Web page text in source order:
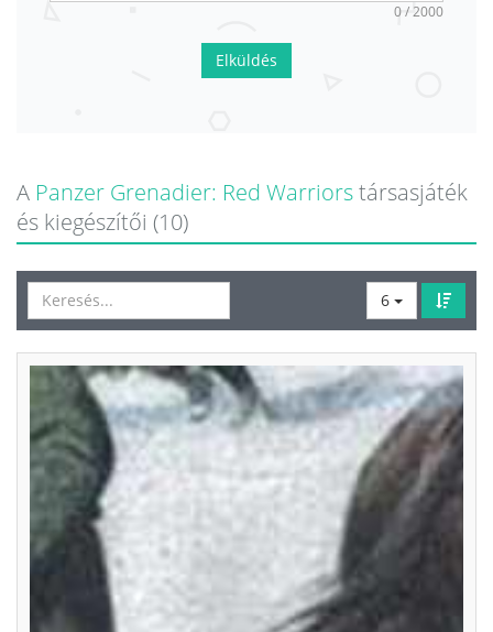
0 / 2000
Elküldés
A Panzer Grenadier: Red Warriorstársasjáték
és kiegészítői (10)
6